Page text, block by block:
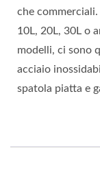
che
10L, 20L, 30L o
modelli, ci sono
acciaio
spatola piatta e